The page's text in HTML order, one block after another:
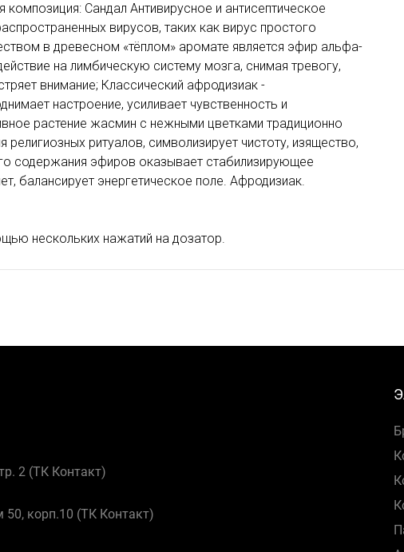
Сандал Антивирусное и антисептическое
вирусов, таких как вирус простого
в древесном «тёплом» аромате является эфир альфа-
на лимбическую систему мозга, снимая тревогу,
внимание; Классический афродизиак -
настроение, усиливает чувственность и
растение жасмин с нежными цветками традиционно
религиозных ритуалов, символизирует чистоту, изящество,
содержания эфиров оказывает стабилизирующее
балансирует энергетическое поле. Афродизиак.
нескольких нажатий на дозатор.
2 (ТК Контакт)
50, корп.10 (ТК Контакт)